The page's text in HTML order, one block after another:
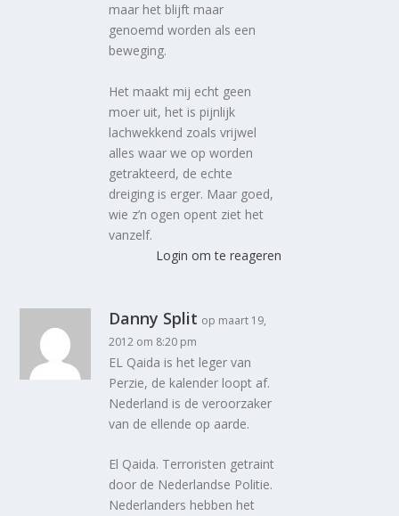
maar het blijft maar
genoemd worden als een
beweging.
Het maakt mij echt geen
moer uit, het is pijnlijk
lachwekkend zoals vrijwel
alles waar we op worden
getrakteerd, de echte
dreiging is erger. Maar goed,
wie z’n ogen opent ziet het
vanzelf.
Login om te reageren
Danny Split op maart 19,
2012 om 8:20 pm
EL Qaida is het leger van
Perzie, de kalender loopt af.
Nederland is de veroorzaker
van de ellende op aarde.
El Qaida. Terroristen getraint
door de Nederlandse Politie.
Nederlanders hebben het